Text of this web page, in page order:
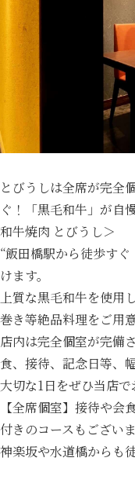
とびうしは全席が完全
ぐ！「黒毛和牛」が自
和牛焼肉 とびうし＞
“飯田橋駅から徒歩す
けます。
上質な黒毛和牛を使用
巻き等絶品料理をご用意
店内は完全個室が完備
食、接待、記念日等、
大切な1日をぜひ当店で
【全席個室】接待や
付きのコースもございま
神楽坂や水道橋からも